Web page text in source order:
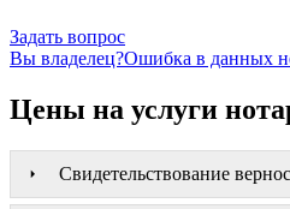
Задать вопрос
Вы владелец?Ошибка в данных
Цены на услуги
Свидетельствование